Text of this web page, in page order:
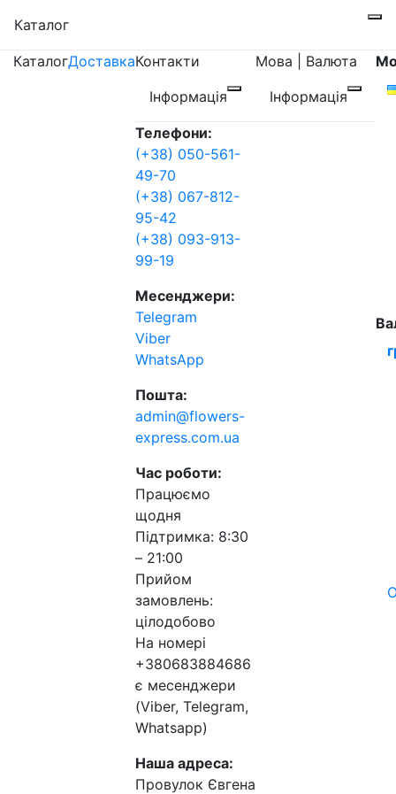
Каталог
КаталогДоставкаКонтакти
Інформація
Телефони:
(+38) 050-561-
49-70
(+38) 067-812-
95-42
(+38) 093-913-
99-19
Месенджери:
Telegram
Viber
WhatsApp
Пошта:
admin@flowers-
express.com.ua
Час роботи:
Працюємо
щодня
Підтримка: 8:30
– 21:00
Прийом
замовлень:
цілодобово
На номері
+380683884686
є месенджери
(Viber, Telegram,
Whatsapp)
Наша адреса:
Провулок Євгена
Мова | Валюта
Інформація